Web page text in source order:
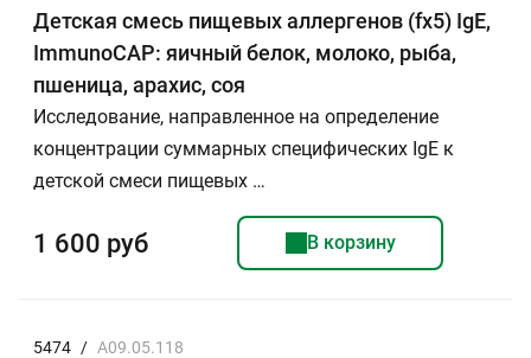
Детская смесь пищевых аллергенов (fx5) IgE,
ImmunoCAP: яичный белок, молоко, рыба,
пшеница, арахис, соя
Исследование, направленное на определение
концентрации суммарных специфических IgE к
детской смеси пищевых …
1 600 руб В корзину
5474 / A09.05.118